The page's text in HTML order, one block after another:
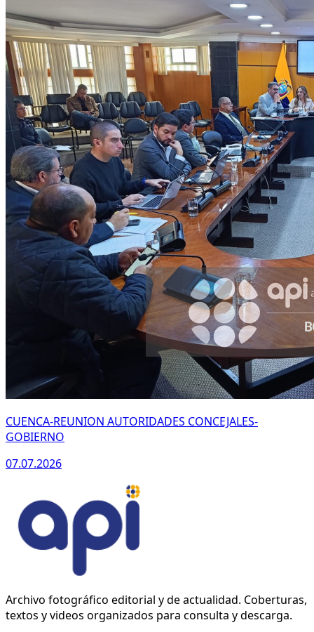
CUENCA-REUNION AUTORIDADES CONCEJALES-
GOBIERNO
07.07.2026
Archivo fotográfico editorial y de actualidad. Coberturas,
textos y videos organizados para consulta y descarga.